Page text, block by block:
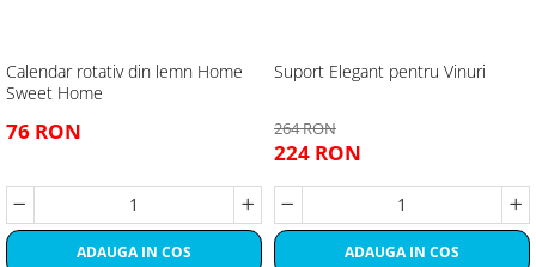
Calendar rotativ din lemn Home
Sweet Home
76 RON
ADAUGA IN COS
Suport Elegant pentru Vinuri
264 RON
224 RON
ADAUGA IN COS